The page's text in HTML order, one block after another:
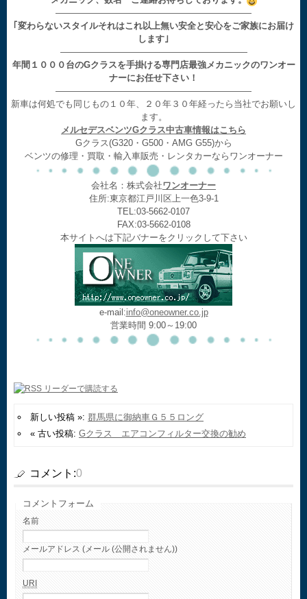
——————————————————————
｢変わらないスタイルそれはこれ以上無い安全と安心をご家族にお届け
します｣
—————————————————————
年間１０００台のGクラスを手掛ける専門店最強メカニックのワンオー
ナーにお任せ下さい！
——————————————————————
新車は何処でも同じもの１０年、２０年３０年経ったら当社でお願いし
ます。
メルセデスベンツGクラス中古車情報はこちら
Gクラス(G320・G500・AMG G55)から
ベンツの修理・買取・輸入車販売・レンタカーならワンオーナー
会社名：株式会社ワンオーナー
住所:東京都江戸川区上一色3-9-1
TEL:03-5662-0107
FAX:03-5662-0108
本サイトへは下記バナーをクリックして下さい
e-mail:info@oneowner.co.jp
営業時間 9:00～19:00
新しい投稿 »: 群馬県に御納車Ｇ５５ロング
« 古い投稿: Gクラス エアコンフィルター交換の勧め
コメント:0
コメントフォーム
名前
メールアドレス (メール (公開されません))
URI